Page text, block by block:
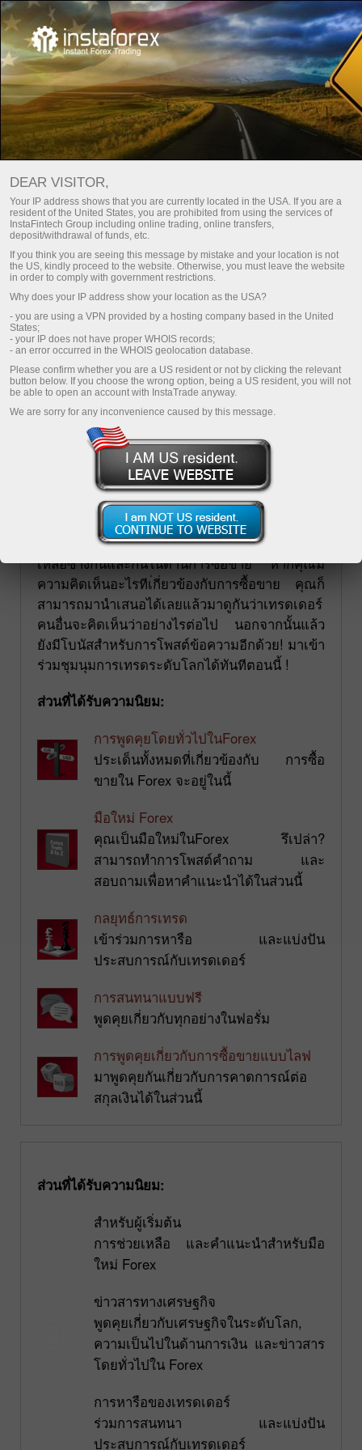
ฟอรั่ม
เปิดบัญชีเทรด
เปิดบัญชีเดโม
ด้านล่างคือรายชื่อฟอรั่มที่ทางบริษัท InstaTrade แสดง
อย่างเป็นทางการ คุณสามารถถามคำถามใน ฟอรั่มไหน
ก็ได้โดยทางเรารับประกันว่าคุณจะได้รับคำตอบที่เป็น
ประโยชน์อย่างแน่นอน
Forum.mt5.com
Forum.mt5.com เป็นหน้าเว็บไซต์สำหรับ
เทรดเดอร์จากทั่วโลกที่ใช้ภาษาอังกฤษในการ
สื่อสาร สำหรับการแบ่งปันประสบการณ์ และช่วย
เหลือซืางกันและกันในด้านการซื้อขาย หากคุณมี
ความคิดเห็นอะไรทีเ่กี่ยวข้องกับการซื้อขาย คุณก็
สามารถมานำเสนอได้เลยแล้วมาดูกันว่าเทรดเดอร์
คนอื่นจะคิดเห็นว่าอย่างไรต่อไป นอกจากนั้นแล้ว
ยังมีโบนัสสำหรับการโพสต์ข้อความอีกด้วย! มาเข้า
ร่วมชุมนุมการเทรดระดับโลกได้ทันทีตอนนี้ !
ส่วนที่ได้รับความนิยม:
การพูดคุยโดยทั่วไปในForex
ประเด็นทั้งหมดที่เกี่ยวข้องกับ การซื้อ
ขายใน Forex จะอยู่ในนี้
มือใหม่ Forex
คุณเป็นมือใหม่ในForex รึเปล่า?
สามารถทำการโพสต์คำถาม และ
สอบถามเพื่อหาคำแนะนำได้ในส่วนนี้
กลยุทธ์การเทรด
เข้าร่วมการหารือ และแบ่งปัน
ประสบการณ์กับเทรดเดอร์
การสนทนาแบบฟรี
พูดคุยเกี่ยวกับทุกอย่างในฟอรั่ม
การพูดคุยเกี่ยวกับการซื้อขายแบบไลฟ
มาพูดคุยกันเกี่ยวกับการคาดการณ์ต่อ
สกุลเงินได้ในส่วนนี้
ส่วนที่ได้รับความนิยม:
สำหรับผู้เริ่มต้น
การช่วยเหลือ และคำแนะนำสำหรับมือ
ใหม่ Forex
ข่าวสารทางเศรษฐกิจ
พูดคุยเกี่ยวกับเศรษฐกิจในระดับโลก,
ความเป็นไปในด้านการเงิน และข่าวสาร
โดยทั่วไปใน Forex
การหารือของเทรดเดอร์
ร่วมการสนทนา และแบ่งปัน
ประสบการณ์กับเทรดเดอร์
DEAR VISITOR,
Your IP address shows that you are currently located in the USA. If you are a
resident of the United States, you are prohibited from using the services of
InstaFintech Group including online trading, online transfers,
deposit/withdrawal of funds, etc.
If you think you are seeing this message by mistake and your location is not
the US, kindly proceed to the website. Otherwise, you must leave the website
in order to comply with government restrictions.
Why does your IP address show your location as the USA?
- you are using a VPN provided by a hosting company based in the United
States;
- your IP does not have proper WHOIS records;
- an error occurred in the WHOIS geolocation database.
Please confirm whether you are a US resident or not by clicking the relevant
button below. If you choose the wrong option, being a US resident, you will not
be able to open an account with InstaTrade anyway.
We are sorry for any inconvenience caused by this message.